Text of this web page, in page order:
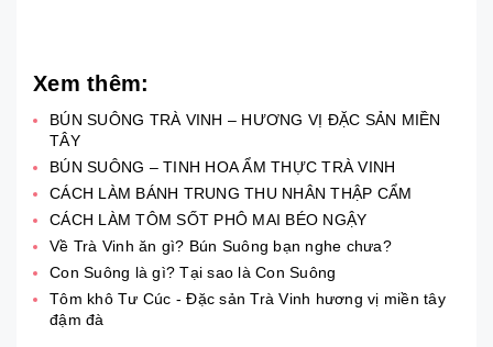
Xem thêm:
BÚN SUÔNG TRÀ VINH – HƯƠNG VỊ ĐẶC SẢN MIỀN
TÂY
BÚN SUÔNG – TINH HOA ẨM THỰC TRÀ VINH
CÁCH LÀM BÁNH TRUNG THU NHÂN THẬP CẨM
CÁCH LÀM TÔM SỐT PHÔ MAI BÉO NGẬY
Về Trà Vinh ăn gì? Bún Suông bạn nghe chưa?
Con Suông là gì? Tại sao là Con Suông
Tôm khô Tư Cúc - Đặc sản Trà Vinh hương vị miền tây
đậm đà